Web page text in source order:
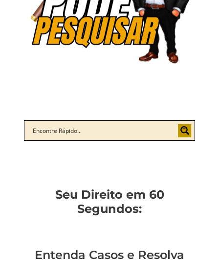
Seu Direito em 60
Segundos:
Entenda Casos e Resolva